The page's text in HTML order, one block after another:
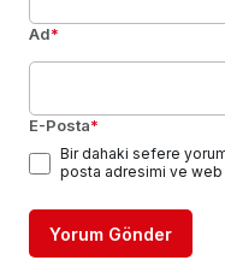
Ad*
E-Posta*
Bir dahaki sefere yorum
posta adresimi ve web
Yorum Gönder